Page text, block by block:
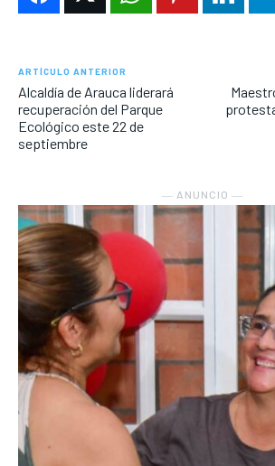
ARTÍCULO ANTERIOR
Alcaldía de Arauca liderará
recuperación del Parque
Ecológico este 22 de
septiembre
― ANUNCIO ―